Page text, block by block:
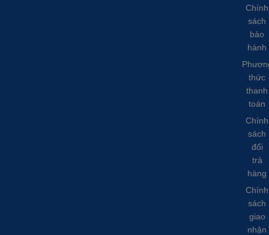
Chính
sách
bảo
hành
thức
thanh
toán
Chính
sách
đổi
trả
hàng
Chính
sách
giao
nhận